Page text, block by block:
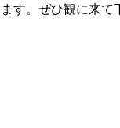
す。ぜひ観に来て